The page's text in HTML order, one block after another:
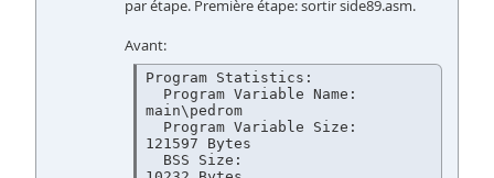
par étape. Première étape: sortir side89.asm.
Avant:
Program Statistics:
main\pedrom
121597 Bytes